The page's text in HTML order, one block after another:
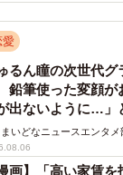
せた」（29.5％
的として、強制
多いことがわか
性は「誓約書を
2位と3位に「浮
愛
るん瞳の次世代
筆使った変顔が
出ないように…」
まいどなニュースエンタメ
漫画】「高い家賃